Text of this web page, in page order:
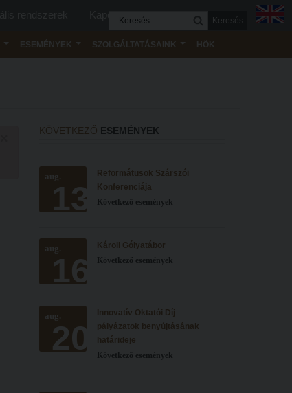
Kapcsolat
Keresés
ESEMÉNYEK SZOLGÁLTATÁSAINK HÖK
KÖVETKEZŐ ESEMÉNYEK
aug.
13
Reformátusok Szárszói
Konferenciája
Következő események
aug.
16
Károli Gólyatábor
Következő események
aug.
20
Innovatív Oktatói Díj
pályázatok benyújtásának
határideje
Következő események